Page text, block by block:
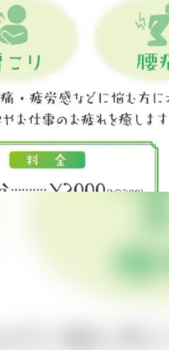
ビジネス・起業
まちづくり・地域活性化